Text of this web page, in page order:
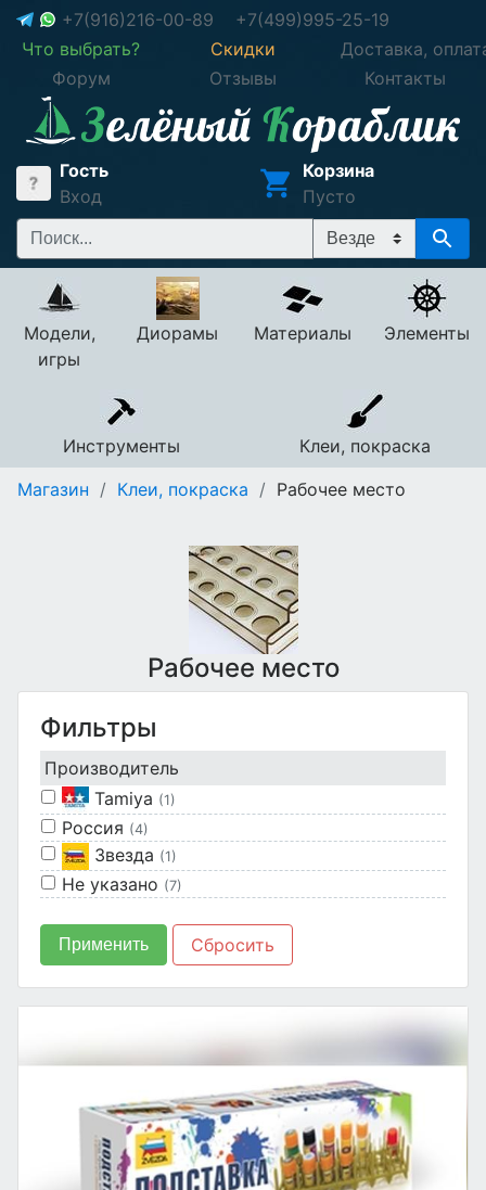
+7(916)216-00-89
+7(499)995-25-19
Что выбрать?
Скидки
Доставка,
Форум
Отзывы Контакты
Гость
Вход
Корзина
Пусто
Модели,
игры
Диорамы Материалы Элементы
Инструменты
Клеи, покраска
Магазин / Клеи, покраска / Рабочее место
Рабочее место
Фильтры
Производитель
Tamiya (1)
Россия (4)
Звезда (1)
Не указано (7)
Применить Сбросить